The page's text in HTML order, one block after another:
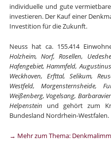
individuelle und gute
investieren. Der Kauf einer
Investition für die Zukunft.
Neuss hat ca. 155.414
Holzheim, Norf, Rosellen,
Hafengebiet, Hammfeld,
Weckhoven, Erfttal, Selikum,
Westfeld, Morgensternsheide,
Weißenberg, Vogelsang,
Helpenstein und gehört zum
Bundesland Nordrhein-Westfalen.
→ Mehr zum Thema: